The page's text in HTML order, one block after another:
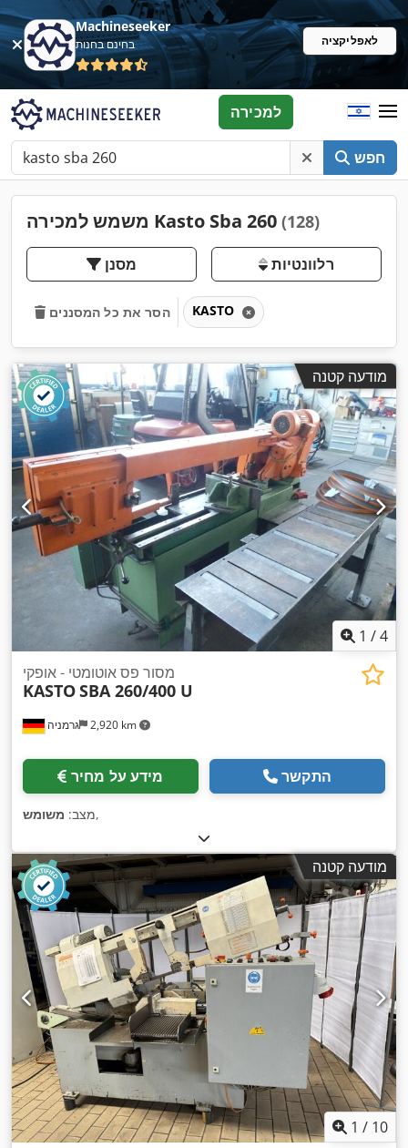
Machineseeker
בחינם בחנות לאפליקציה
חפש
למכירה
משמש למכירה Kasto Sba 260 (128)
מסנן רלוונטיות
הסר את כל המסננים KASTO
מודעה קטנה
1 /4
גרמניה 2,920 km
מסור פס אוטומטי - אופקי
KASTOSBA 260/400 U
מידע על מחיר התקשר
מצב: משומש ,
מודעה קטנה
1 / 10